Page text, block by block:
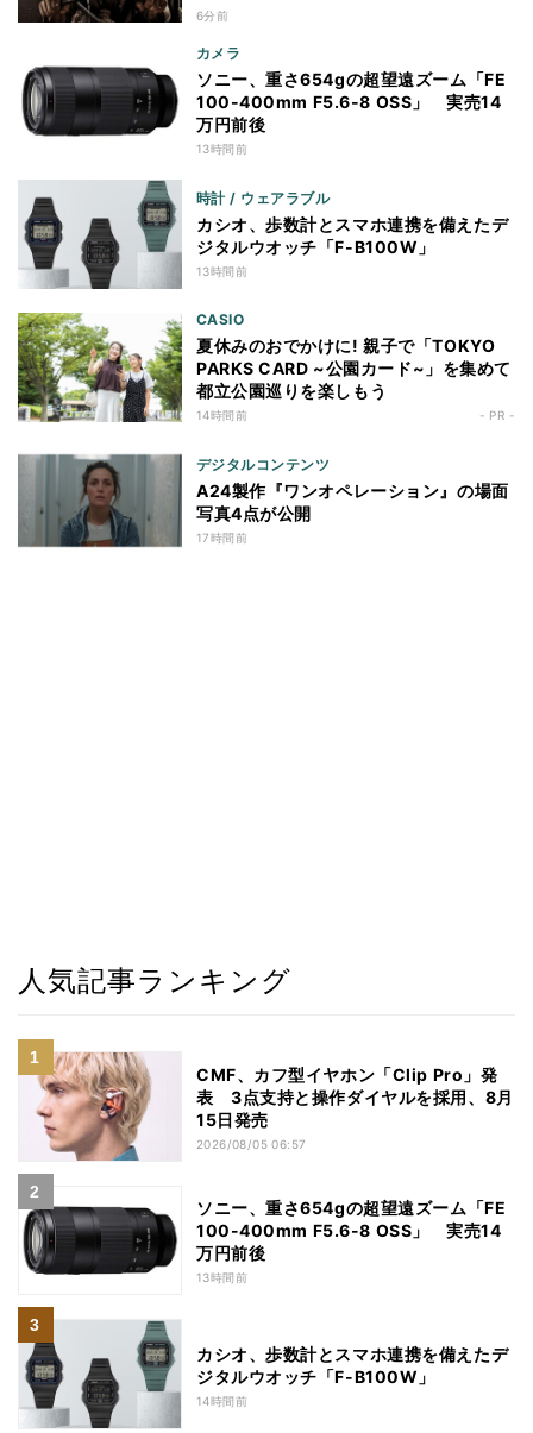
6分前
カメラ
ソニー、重さ654gの超望遠ズーム「FE
100-400mm F5.6-8 OSS」 実売14
万円前後
13時間前
時計 / ウェアラブル
カシオ、歩数計とスマホ連携を備えたデ
ジタルウオッチ「F-B100W」
13時間前
CASIO
夏休みのおでかけに! 親子で「TOKYO
PARKS CARD ~公園カード~」を集めて
都立公園巡りを楽しもう
14時間前 - PR -
デジタルコンテンツ
A24製作『ワンオペレーション』の場面
写真4点が公開
17時間前
人気記事ランキング
CMF、カフ型イヤホン「Clip Pro」発
表 3点支持と操作ダイヤルを採用、8月
15日発売
2026/08/05 06:57
ソニー、重さ654gの超望遠ズーム「FE
100-400mm F5.6-8 OSS」 実売14
万円前後
13時間前
カシオ、歩数計とスマホ連携を備えたデ
ジタルウオッチ「F-B100W」
14時間前